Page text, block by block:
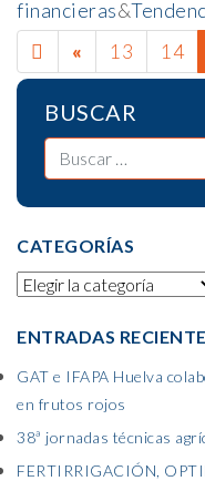
financieras&
« PREVIOUS
PAGE
13 14
BUSCAR
CATEGORÍAS
ENTRADAS
GAT e IFAPA Huelva
en frutos rojos
38ª jornadas técnicas
FERTIRRIGACIÓN,